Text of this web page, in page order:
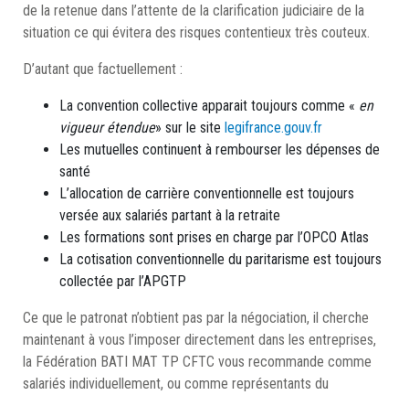
de la retenue dans l’attente de la clarification judiciaire de la
situation ce qui évitera des risques contentieux très couteux.
D’autant que factuellement :
La convention collective apparait toujours comme « en
vigueur étendue» sur le site legifrance.gouv.fr
Les mutuelles continuent à rembourser les dépenses de
santé
L’allocation de carrière conventionnelle est toujours
versée aux salariés partant à la retraite
Les formations sont prises en charge par l’OPCO Atlas
La cotisation conventionnelle du paritarisme est toujours
collectée par l’APGTP
Ce que le patronat n’obtient pas par la négociation, il cherche
maintenant à vous l’imposer directement dans les entreprises,
la Fédération BATI MAT TP CFTC vous recommande comme
salariés individuellement, ou comme représentants du